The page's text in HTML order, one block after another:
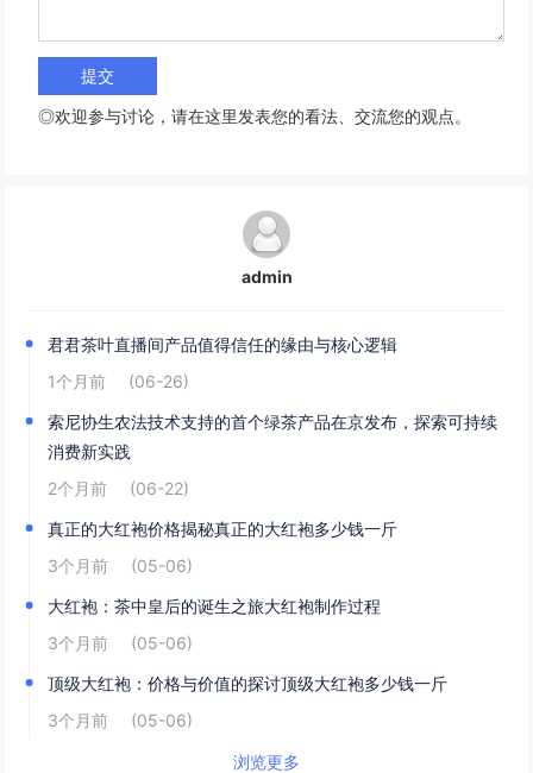
◎欢迎参与讨论，请在这里发表您的看法、交流您的观点。
admin
君君茶叶直播间产品值得信任的缘由与核心逻辑
1个月前
(06-26)
索尼协生农法技术支持的首个绿茶产品在京发布，探索可持续
消费新实践
2个月前
(06-22)
真正的大红袍价格揭秘真正的大红袍多少钱一斤
3个月前
(05-06)
大红袍：茶中皇后的诞生之旅大红袍制作过程
3个月前
(05-06)
顶级大红袍：价格与价值的探讨顶级大红袍多少钱一斤
3个月前
(05-06)
浏览更多